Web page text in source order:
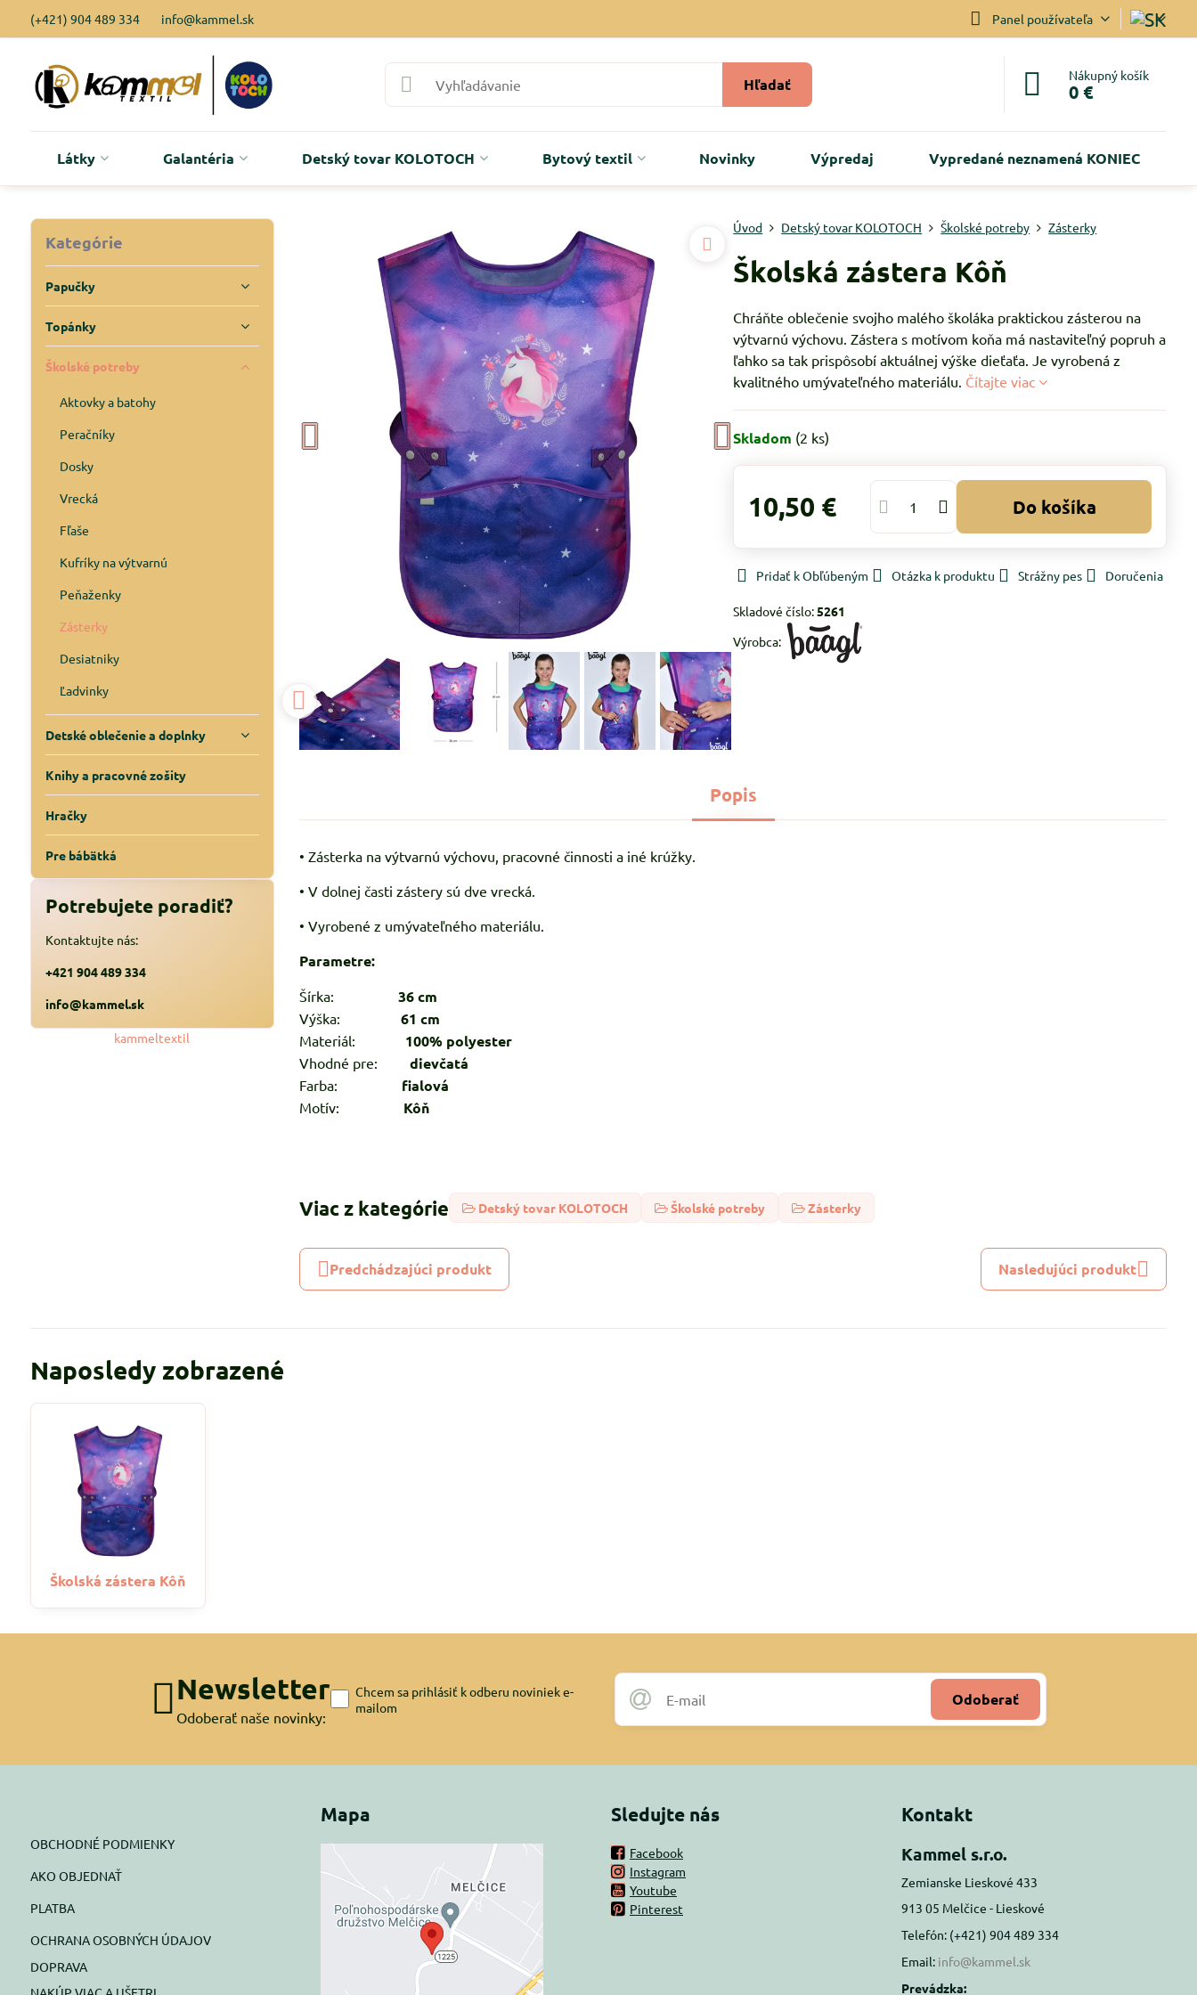
(+421) 904 489 334 info@kammel.sk Panel používateľa
Hľadať Nákupný košík
0 €
Látky Galantéria Detský tovar KOLOTOCH Bytový textil Novinky Výpredaj Vypredané neznamená KONIEC
Úvod Detský tovar KOLOTOCH Školské potreby Zásterky
Školská zástera Kôň
Chráňte oblečenie svojho malého školáka praktickou zásterou na
výtvarnú výchovu. Zástera s motívom koňa má nastaviteľný popruh a
ľahko sa tak prispôsobí aktuálnej výške dieťaťa. Je vyrobená z
kvalitného umývateľného materiálu. Čítajte viac
Skladom (2 ks)
10,50 € Do košíka
Pridať k Obľúbeným Otázka k produktu Strážny pes Doručenia
Skladové číslo:5261
Výrobca:
Popis
• Zásterka na výtvarnú výchovu, pracovné činnosti a iné krúžky.
• V dolnej časti zástery sú dve vrecká.
• Vyrobené z umývateľného materiálu.
Parametre:
Šírka: 36 cm
Výška: 61 cm
Materiál: 100% polyester
Vhodné pre: dievčatá
Farba: fialová
Motív: Kôň
Viac z kategórie Detský tovar KOLOTOCH Školské potreby Zásterky
Predchádzajúci produkt Nasledujúci produkt
Kategórie
Papučky
Topánky
Školské potreby
Aktovky a batohy
Peračníky
Dosky
Vrecká
Fľaše
Kufríky na výtvarnú
Peňaženky
Zásterky
Desiatniky
Ľadvinky
Detské oblečenie a doplnky
Knihy a pracovné zošity
Hračky
Pre bábätká
Potrebujete poradiť?
Kontaktujte nás:
+421 904 489 334
info@kammel.sk
kammeltextil
Naposledy zobrazené
Školská zástera Kôň
Newsletter
Odoberať naše novinky:
Odoberať
Chcem sa prihlásiť k odberu noviniek e-
mailom
OBCHODNÉ PODMIENKY
AKO OBJEDNAŤ
PLATBA
OCHRANA OSOBNÝCH ÚDAJOV
DOPRAVA
Mapa
Externý obsah je
blokovaný Voľbami
súkromia
Prajete si načítať externý obsah?
Sledujte nás
Facebook
Instagram
Youtube
Pinterest
Kontakt
Kammel s.r.o.
Zemianske Lieskové 433
913 05 Melčice - Lieskové
Telefón: (+421) 904 489 334
Email: info@kammel.sk
Prevádzka: